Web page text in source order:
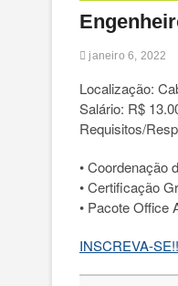
janeiro 6, 2022
Localização:
Salário: R$
Requisitos/
• Coordenação
• Certificação
• Pacote Office
INSCREVA-